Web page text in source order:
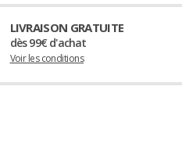
LIVRAISON GRATUITE
dès 99€ d'achat
Voir les conditions